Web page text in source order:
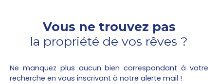
Vous ne trouvez pas
la propriété de vos rêves ?
Ne manquez plus aucun bien correspondant à votre
recherche en vous inscrivant à notre alerte mail !